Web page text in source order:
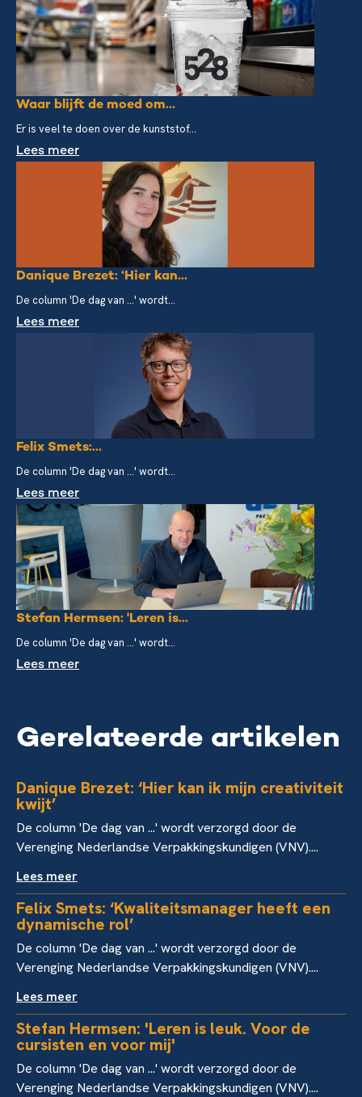
Waar blijft de moed om...
Er is veel te doen over de kunststof...
Lees meer
Danique Brezet: ‘Hier kan...
De column 'De dag van ...' wordt...
Lees meer
Felix Smets:...
De column 'De dag van ...' wordt...
Lees meer
Stefan Hermsen: 'Leren is...
De column 'De dag van ...' wordt...
Lees meer
Gerelateerde artikelen
Danique Brezet: ‘Hier kan ik mijn creativiteit
kwijt’
De column 'De dag van ...' wordt verzorgd door de
Verenging Nederlandse Verpakkingskundigen (VNV)....
Lees meer
Felix Smets: ‘Kwaliteitsmanager heeft een
dynamische rol’
De column 'De dag van ...' wordt verzorgd door de
Verenging Nederlandse Verpakkingskundigen (VNV)....
Lees meer
Stefan Hermsen: 'Leren is leuk. Voor de
cursisten en voor mij'
De column 'De dag van ...' wordt verzorgd door de
Verenging Nederlandse Verpakkingskundigen (VNV)....